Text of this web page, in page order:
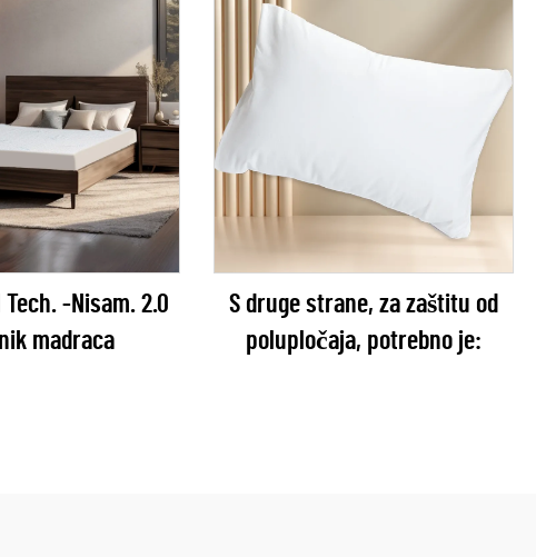
Tech. -Nisam. 2.0
madraca
S druge strane, za zaštitu od
polupločaja, potrebno je: